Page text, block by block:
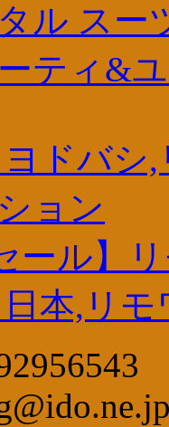
ル スー
ティ&
ヨドバ
ョン
ール】
本,リ